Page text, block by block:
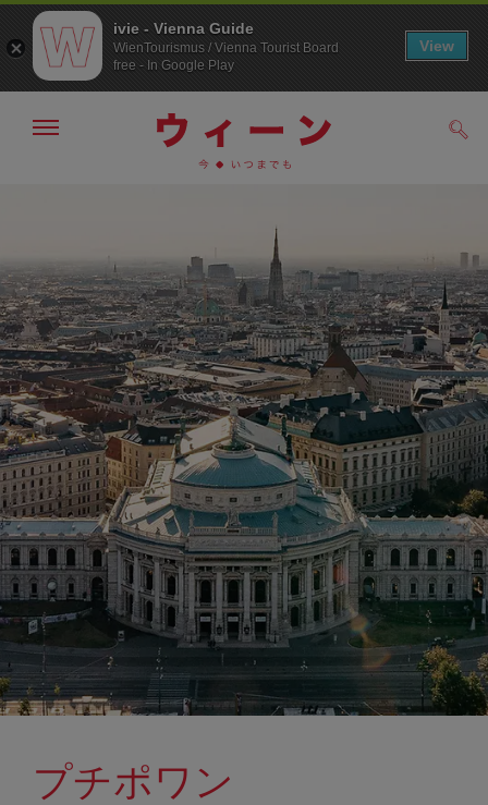
へ
ジ
の
ト
ッ
プ
へ
メ
非
表
示
プチポワン
ivie - Vienna Guide
WienTourismus / Vienna Tourist Board
free - In Google Play
View